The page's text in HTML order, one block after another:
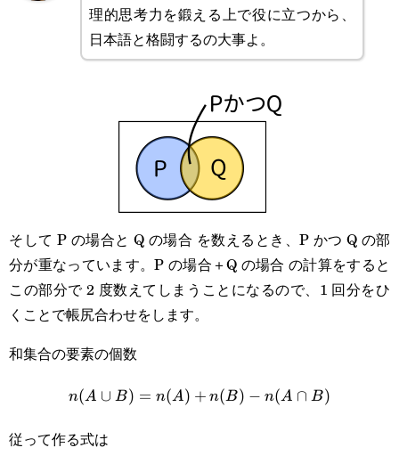
理的思考力を鍛える上で役に立つから、
日本語と格闘するの大事よ。
そして P の場合と Q の場合 を数えるとき、P かつ Q の部
分が重なっています。P の場合＋Q の場合 の計算をすると
この部分で 2 度数えてしまうことになるので、1 回分をひ
くことで帳尻合わせをします。
和集合の要素の個数
n(A\cup B)=n(A)+n(B)-
n(A ∪ B) = n(A) + n(B) − n(A ∩ B)
従って作る式は